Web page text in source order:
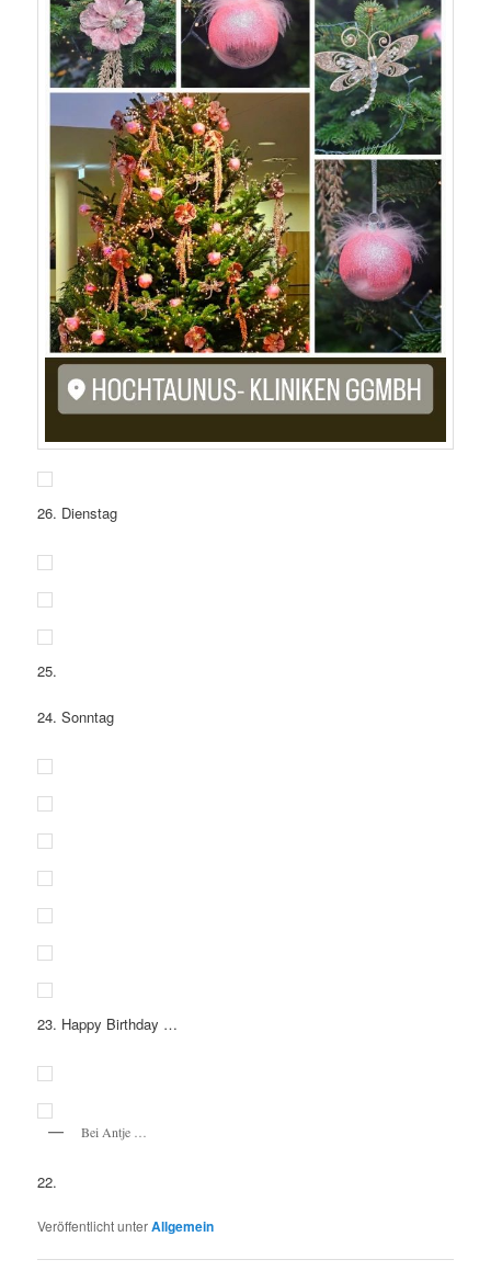
26. Dienstag
25.
24. Sonntag
23. Happy Birthday …
Bei Antje …
22.
Veröffentlicht unterAllgemein